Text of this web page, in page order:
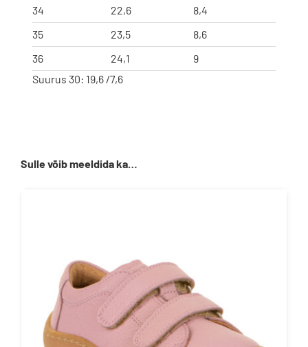
34
22,6
8,4
35
23,5
8,6
36
24,1
9
Suurus 30: 19,6 /7,6
Sulle võib meeldida ka…